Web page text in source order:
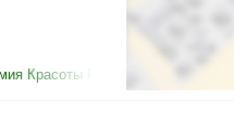
Красоты FIRST